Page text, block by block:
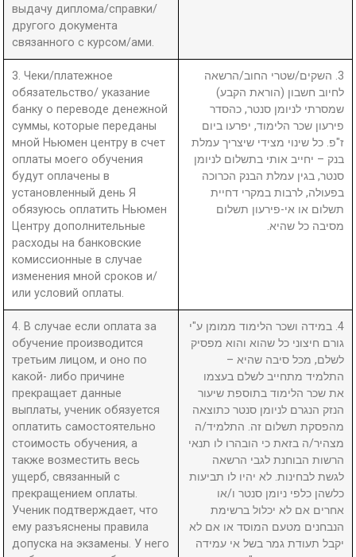
выдачу диплома/справки/
другого документа
связанного с курсом/ами.
3. Чеки/платежное
обязательство/ указание
банку о переводе денежной
суммы, которые переданы
мной Ньюмен центру в счет
оплаты моего обучения
будут оплачены в
установленный день Я
обязуюсь оплатить Ньюмен
Центру дополнительные
расходы на банковские
комиссионные в случае
изменения мной сроков и/
или условий оплаты.
3. השקים/שטרי החוב/הרשאה
לחיוב חשבון (הוראת הקבע)
שמסרתי לניומן סנטר, כהסדר
פירעון שכר הלימוד, יפרעו ביום
ז"פ. כל שינוי מצידי שיצריך עמלת
בנק – יחייב אותי בתשלום לניומן
סנטר, בגין עמלת הבנק הכרוכה
בפעולה, לרבות במקרי דחיית
תשלום או אי-פירעון תשלום
מסיבה כל שהיא.
4. В случае если оплата за
обучение производится
третьим лицом, и оно по
какой- либо причине
прекращает данные
выплаты, ученик обязуется
оплатить самостоятельно
стоимость обучения, а
также возместить весь
ущерб, связанный с
прекращением оплаты.
Ученик подтверждает, что
ему разъяснены правила
допуска на экзамены. У него
4. במידה ושכר הלימוד ממומן ע"י
גורם חיצוני כל שהוא והוא מפסיק
לשלם, מכל סיבה שהיא –
התלמיד מתחייב לשלם בעצמו
את שכר הלימוד בתוספת שיעור
הנזק הנגרם לניומן סנטר כתוצאה
מהפסקת תשלום זה. התלמיד/ה
מצהיר/ה בזאת כי הובהרו לו תנאי
הרשות הבוחנת לגבי הרשאה
לגשת לבחינות. לא יהיו לו תביעות
כלשהן כלפי ניומן סנטר ו/או
אחרים אם לא יכלול ברשימת
הנבחנים מטעם המוסד או אם לא
יקבל תעודת גמר בשל אי עמידה